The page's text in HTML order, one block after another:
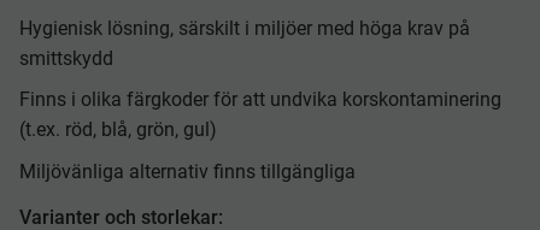
Hygienisk lösning, särskilt i miljöer med höga krav på
smittskydd
Finns i olika färgkoder för att undvika korskontaminering
(t.ex. röd, blå, grön, gul)
Miljövänliga alternativ finns tillgängliga
Varianter och storlekar: